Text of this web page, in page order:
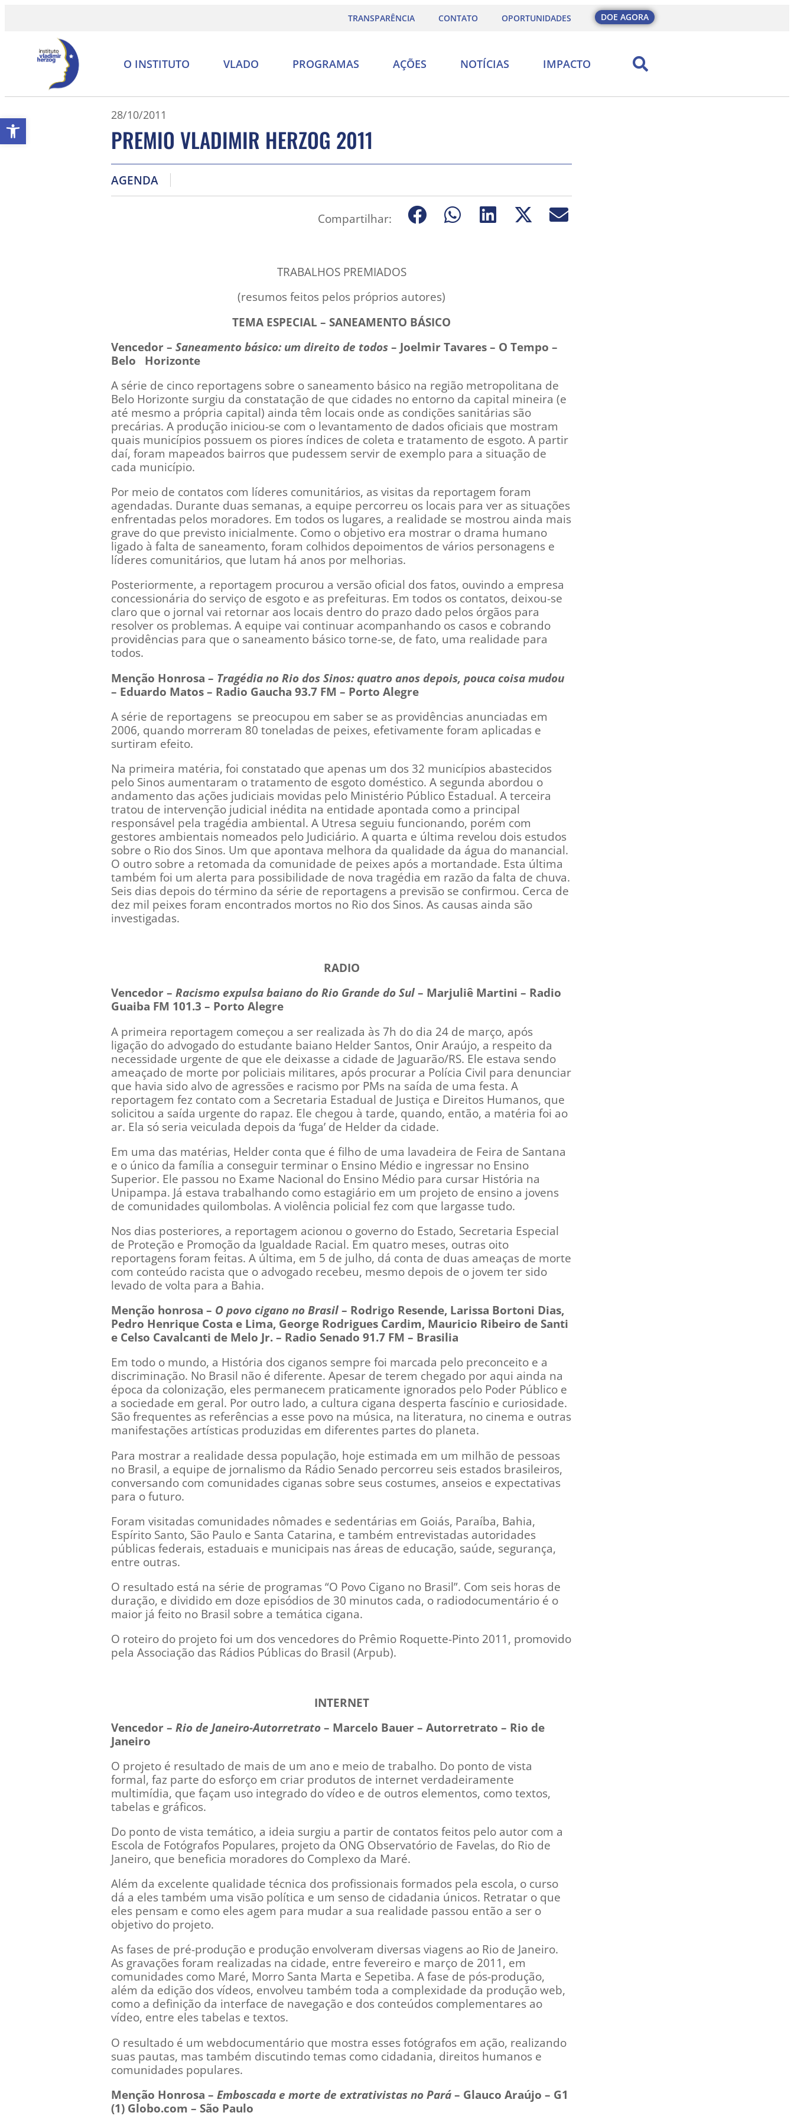
Abrir a barra de ferramentas
TRANSPARÊNCIA CONTATO OPORTUNIDADES DOE AGORA
O INSTITUTO VLADO PROGRAMAS AÇÕES NOTÍCIAS IMPACTO
28/10/2011
PREMIO VLADIMIR HERZOG 2011
AGENDA
Compartilhar:
TRABALHOS PREMIADOS
(resumos feitos pelos próprios autores)
TEMA ESPECIAL – SANEAMENTO BÁSICO
Vencedor – Saneamento básico: um direito de todos– Joelmir Tavares – O Tempo –
Belo Horizonte
A série de cinco reportagens sobre o saneamento básico na região metropolitana de
Belo Horizonte surgiu da constatação de que cidades no entorno da capital mineira (e
até mesmo a própria capital) ainda têm locais onde as condições sanitárias são
precárias. A produção iniciou-se com o levantamento de dados oficiais que mostram
quais municípios possuem os piores índices de coleta e tratamento de esgoto. A partir
daí, foram mapeados bairros que pudessem servir de exemplo para a situação de
cada município.
Por meio de contatos com líderes comunitários, as visitas da reportagem foram
agendadas. Durante duas semanas, a equipe percorreu os locais para ver as situações
enfrentadas pelos moradores. Em todos os lugares, a realidade se mostrou ainda mais
grave do que previsto inicialmente. Como o objetivo era mostrar o drama humano
ligado à falta de saneamento, foram colhidos depoimentos de vários personagens e
líderes comunitários, que lutam há anos por melhorias.
Posteriormente, a reportagem procurou a versão oficial dos fatos, ouvindo a empresa
concessionária do serviço de esgoto e as prefeituras. Em todos os contatos, deixou-se
claro que o jornal vai retornar aos locais dentro do prazo dado pelos órgãos para
resolver os problemas. A equipe vai continuar acompanhando os casos e cobrando
providências para que o saneamento básico torne-se, de fato, uma realidade para
todos.
Menção Honrosa – Tragédia no Rio dos Sinos: quatro anos depois, pouca coisa mudou
– Eduardo Matos – Radio Gaucha 93.7 FM – Porto Alegre
A série de reportagens se preocupou em saber se as providências anunciadas em
2006, quando morreram 80 toneladas de peixes, efetivamente foram aplicadas e
surtiram efeito.
Na primeira matéria, foi constatado que apenas um dos 32 municípios abastecidos
pelo Sinos aumentaram o tratamento de esgoto doméstico. A segunda abordou o
andamento das ações judiciais movidas pelo Ministério Público Estadual. A terceira
tratou de intervenção judicial inédita na entidade apontada como a principal
responsável pela tragédia ambiental. A Utresa seguiu funcionando, porém com
gestores ambientais nomeados pelo Judiciário. A quarta e última revelou dois estudos
sobre o Rio dos Sinos. Um que apontava melhora da qualidade da água do manancial.
O outro sobre a retomada da comunidade de peixes após a mortandade. Esta última
também foi um alerta para possibilidade de nova tragédia em razão da falta de chuva.
Seis dias depois do término da série de reportagens a previsão se confirmou. Cerca de
dez mil peixes foram encontrados mortos no Rio dos Sinos. As causas ainda são
investigadas.
RADIO
Vencedor – Racismo expulsa baiano do Rio Grande do Sul– Marjuliê Martini – Radio
Guaiba FM 101.3 – Porto Alegre
A primeira reportagem começou a ser realizada às 7h do dia 24 de março, após
ligação do advogado do estudante baiano Helder Santos, Onir Araújo, a respeito da
necessidade urgente de que ele deixasse a cidade de Jaguarão/RS. Ele estava sendo
ameaçado de morte por policiais militares, após procurar a Polícia Civil para denunciar
que havia sido alvo de agressões e racismo por PMs na saída de uma festa. A
reportagem fez contato com a Secretaria Estadual de Justiça e Direitos Humanos, que
solicitou a saída urgente do rapaz. Ele chegou à tarde, quando, então, a matéria foi ao
ar. Ela só seria veiculada depois da ‘fuga’ de Helder da cidade.
Em uma das matérias, Helder conta que é filho de uma lavadeira de Feira de Santana
e o único da família a conseguir terminar o Ensino Médio e ingressar no Ensino
Superior. Ele passou no Exame Nacional do Ensino Médio para cursar História na
Unipampa. Já estava trabalhando como estagiário em um projeto de ensino a jovens
de comunidades quilombolas. A violência policial fez com que largasse tudo.
Nos dias posteriores, a reportagem acionou o governo do Estado, Secretaria Especial
de Proteção e Promoção da Igualdade Racial. Em quatro meses, outras oito
reportagens foram feitas. A última, em 5 de julho, dá conta de duas ameaças de morte
com conteúdo racista que o advogado recebeu, mesmo depois de o jovem ter sido
levado de volta para a Bahia.
Menção honrosa – O povo cigano no Brasil– Rodrigo Resende, Larissa Bortoni Dias,
Pedro Henrique Costa e Lima, George Rodrigues Cardim, Mauricio Ribeiro de Santi
e Celso Cavalcanti de Melo Jr. – Radio Senado 91.7 FM – Brasilia
Em todo o mundo, a História dos ciganos sempre foi marcada pelo preconceito e a
discriminação. No Brasil não é diferente. Apesar de terem chegado por aqui ainda na
época da colonização, eles permanecem praticamente ignorados pelo Poder Público e
a sociedade em geral. Por outro lado, a cultura cigana desperta fascínio e curiosidade.
São frequentes as referências a esse povo na música, na literatura, no cinema e outras
manifestações artísticas produzidas em diferentes partes do planeta.
Para mostrar a realidade dessa população, hoje estimada em um milhão de pessoas
no Brasil, a equipe de jornalismo da Rádio Senado percorreu seis estados brasileiros,
conversando com comunidades ciganas sobre seus costumes, anseios e expectativas
para o futuro.
Foram visitadas comunidades nômades e sedentárias em Goiás, Paraíba, Bahia,
Espírito Santo, São Paulo e Santa Catarina, e também entrevistadas autoridades
públicas federais, estaduais e municipais nas áreas de educação, saúde, segurança,
entre outras.
O resultado está na série de programas “O Povo Cigano no Brasil”. Com seis horas de
duração, e dividido em doze episódios de 30 minutos cada, o radiodocumentário é o
maior já feito no Brasil sobre a temática cigana.
O roteiro do projeto foi um dos vencedores do Prêmio Roquette-Pinto 2011, promovido
pela Associação das Rádios Públicas do Brasil (Arpub).
INTERNET
Vencedor – Rio de Janeiro-Autorretrato– Marcelo Bauer – Autorretrato – Rio de
Janeiro
O projeto é resultado de mais de um ano e meio de trabalho. Do ponto de vista
formal, faz parte do esforço em criar produtos de internet verdadeiramente
multimídia, que façam uso integrado do vídeo e de outros elementos, como textos,
tabelas e gráficos.
Do ponto de vista temático, a ideia surgiu a partir de contatos feitos pelo autor com a
Escola de Fotógrafos Populares, projeto da ONG Observatório de Favelas, do Rio de
Janeiro, que beneficia moradores do Complexo da Maré.
Além da excelente qualidade técnica dos profissionais formados pela escola, o curso
dá a eles também uma visão política e um senso de cidadania únicos. Retratar o que
eles pensam e como eles agem para mudar a sua realidade passou então a ser o
objetivo do projeto.
As fases de pré-produção e produção envolveram diversas viagens ao Rio de Janeiro.
As gravações foram realizadas na cidade, entre fevereiro e março de 2011, em
comunidades como Maré, Morro Santa Marta e Sepetiba. A fase de pós-produção,
além da edição dos vídeos, envolveu também toda a complexidade da produção web,
como a definição da interface de navegação e dos conteúdos complementares ao
vídeo, entre eles tabelas e textos.
O resultado é um webdocumentário que mostra esses fotógrafos em ação, realizando
suas pautas, mas também discutindo temas como cidadania, direitos humanos e
comunidades populares.
Menção Honrosa – Emboscada e morte de extrativistas no Pará– Glauco Araújo – G1
(1) Globo.com – São Paulo